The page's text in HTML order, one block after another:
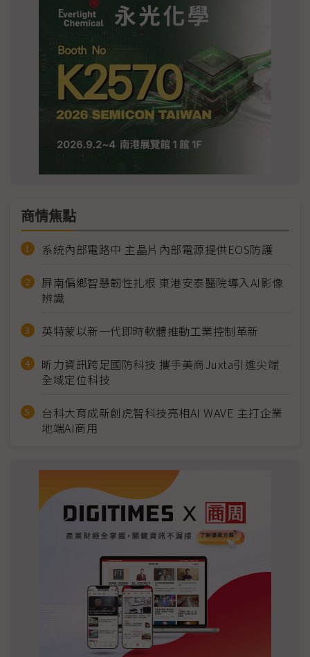
商情焦點
系統內部電路中 主晶片內部電源提供EOS防護
屏南偏鄉智慧韌性扎根 東港安泰醫院導入AI影像
辨識
英特蒙以新一代即時軟體推動工業控制革新
昕力資訊跨足國防科技 攜手美商Juxta引進尖端
全域定位科技
台科大育成新創虎智科技亮相AI WAVE 主打企業
地端AI商用